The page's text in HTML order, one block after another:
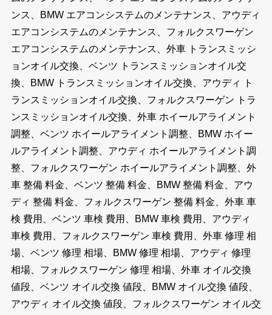
ンス、BMW エアコンシステムのメンテナンス、アウディ
エアコンシステムのメンテナンス、フォルクスワーゲン
エアコンシステムのメンテナンス、外車 トランスミッシ
ョンオイル交換、ベンツ トランスミッションオイル交
換、BMW トランスミッションオイル交換、アウディ ト
ランスミッションオイル交換、フォルクスワーゲン トラ
ンスミッションオイル交換、外車 ホイールアライメント
調整、ベンツ ホイールアライメント調整、BMW ホイー
ルアライメント調整、アウディ ホイールアライメント調
整、フォルクスワーゲン ホイールアライメント調整、外
車 整備 料金、ベンツ 整備 料金、BMW 整備 料金、アウ
ディ 整備 料金、フォルクスワーゲン 整備 料金、外車 車
検 費用、ベンツ 車検 費用、BMW 車検 費用、アウディ
車検 費用、フォルクスワーゲン 車検 費用、外車 修理 相
場、ベンツ 修理 相場、BMW 修理 相場、アウディ 修理
相場、フォルクスワーゲン 修理 相場、外車 オイル交換
値段、ベンツ オイル交換 値段、BMW オイル交換 値段、
アウディ オイル交換 値段、フォルクスワーゲン オイル交